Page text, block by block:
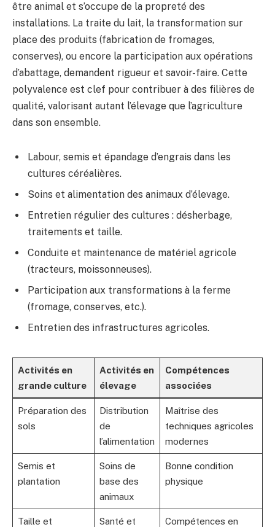
être animal et s’occupe de la propreté des
installations. La traite du lait, la transformation sur
place des produits (fabrication de fromages,
conserves), ou encore la participation aux opérations
d’abattage, demandent rigueur et savoir-faire. Cette
polyvalence est clef pour contribuer à des filières de
qualité, valorisant autant l’élevage que l’agriculture
dans son ensemble.
Labour, semis et épandage d’engrais dans les
cultures céréalières.
Soins et alimentation des animaux d’élevage.
Entretien régulier des cultures : désherbage,
traitements et taille.
Conduite et maintenance de matériel agricole
(tracteurs, moissonneuses).
Participation aux transformations à la ferme
(fromage, conserves, etc.).
Entretien des infrastructures agricoles.
Activités en
grande culture
Activités en
élevage
Compétences
associées
Préparation des
sols
Distribution
de
l’alimentation
Maîtrise des
techniques agricoles
modernes
Semis et
plantation
Soins de
base des
animaux
Bonne condition
physique
Taille et
Santé et
Compétences en